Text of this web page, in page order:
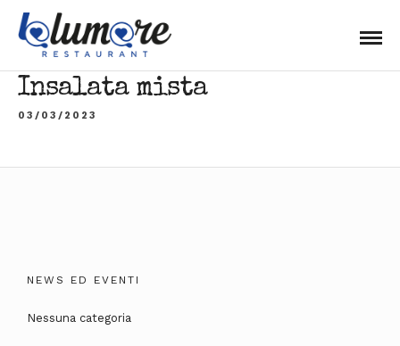
Insalata mista
03/03/2023
NEWS ED EVENTI
Nessuna categoria